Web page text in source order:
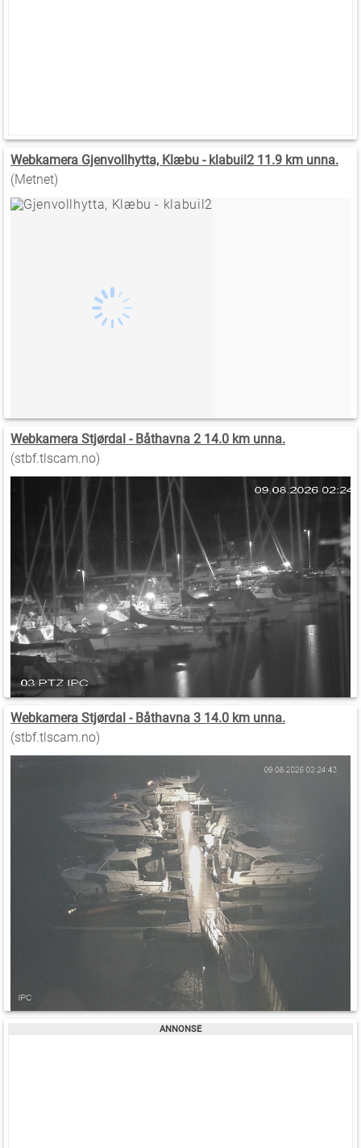
Webkamera Gjenvollhytta, Klæbu - klabuil2 11.9 km unna.
(Metnet)
Webkamera Stjørdal - Båthavna 2 14.0 km unna.
(stbf.tlscam.no)
Webkamera Stjørdal - Båthavna 3 14.0 km unna.
(stbf.tlscam.no)